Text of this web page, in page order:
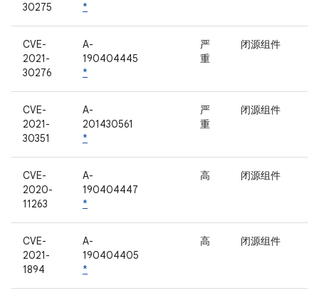
30275
*
CVE-
2021-
30276
A-
190404445
*
严
重
闭源组件
CVE-
2021-
30351
A-
201430561
*
严
重
闭源组件
CVE-
2020-
11263
A-
190404447
*
高 闭源组件
CVE-
2021-
1894
A-
190404405
*
高 闭源组件